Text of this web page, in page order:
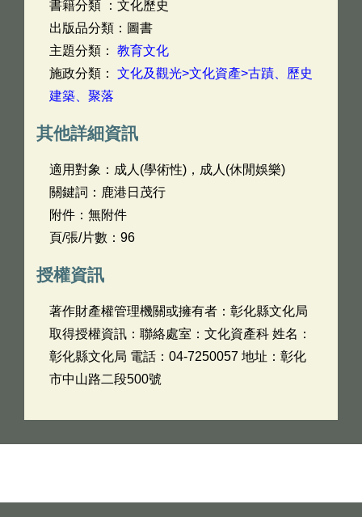
書籍分類 ：文化歷史
出版品分類：圖書
主題分類： 教育文化
施政分類： 文化及觀光>文化資產>古蹟、歷史
建築、聚落
其他詳細資訊
適用對象：成人(學術性)，成人(休閒娛樂)
關鍵詞：鹿港日茂行
附件：無附件
頁/張/片數：96
授權資訊
著作財產權管理機關或擁有者：彰化縣文化局
取得授權資訊：聯絡處室：文化資產科 姓名：
彰化縣文化局 電話：04-7250057 地址：彰化
市中山路二段500號